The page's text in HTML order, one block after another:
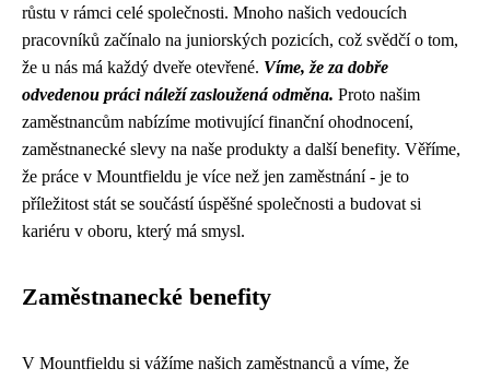
růstu v rámci celé společnosti. Mnoho našich vedoucích
pracovníků začínalo na juniorských pozicích, což svědčí o tom,
že u nás má každý dveře otevřené. Víme, že za dobře
odvedenou práci náleží zasloužená odměna. Proto našim
zaměstnancům nabízíme motivující finanční ohodnocení,
zaměstnanecké slevy na naše produkty a další benefity. Věříme,
že práce v Mountfieldu je více než jen zaměstnání - je to
příležitost stát se součástí úspěšné společnosti a budovat si
kariéru v oboru, který má smysl.
Zaměstnanecké benefity
V Mountfieldu si vážíme našich zaměstnanců a víme, že